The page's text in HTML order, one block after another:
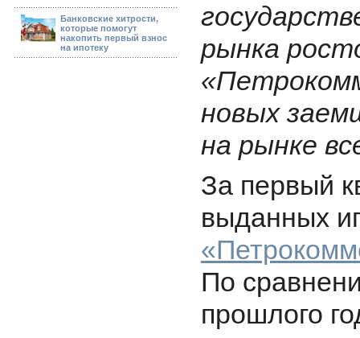
Банковские хитрости,
которые помогут
накопить первый взнос
на ипотеку
рынка
новых
на рынке
За первый
выданных
По
прошлого